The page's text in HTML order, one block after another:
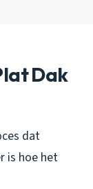
Dak
dat
is hoe het